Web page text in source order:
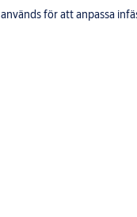
för att anpassa